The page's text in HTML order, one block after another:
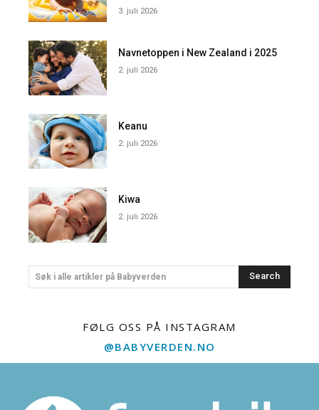
3. juli 2026
Navnetoppen i New Zealand i 2025
2. juli 2026
Keanu
2. juli 2026
Kiwa
2. juli 2026
Søk i alle artikler på Babyverden Search
FØLG OSS PÅ INSTAGRAM
@BABYVERDEN.NO